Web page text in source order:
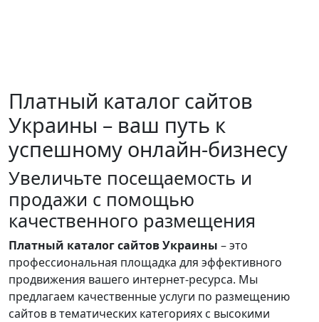
Платный каталог сайтов
Украины – ваш путь к
успешному онлайн-бизнесу
Увеличьте посещаемость и
продажи с помощью
качественного размещения
Платный каталог сайтов Украины – это
профессиональная площадка для эффективного
продвижения вашего интернет-ресурса. Мы
предлагаем качественные услуги по размещению
сайтов в тематических категориях с высокими